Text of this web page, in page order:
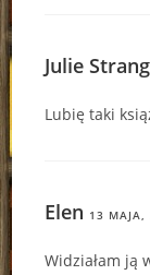
Julie
Lubię taki
Elen 13 MAJA,
Widziałam ją